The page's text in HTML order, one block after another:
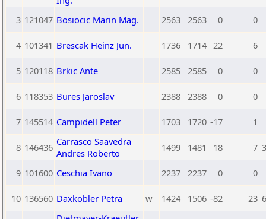
3 121047 Bosiocic Marin Mag. 2563 2563 0 0
4 101341 Brescak Heinz Jun. 1736 1714 22 6
5 120118 Brkic Ante 2585 2585 0 0
6 118353 Bures Jaroslav 2388 2388 0 0
7 145514 Campidell Peter 1703 1720 -17 1
8 146436 Carrasco Saavedra
Andres Roberto
1499 1481 18 7
9 101600 Ceschia Ivano 2237 2237 0 0
10 136560 Daxkobler Petra w 1424 1506 -82 23